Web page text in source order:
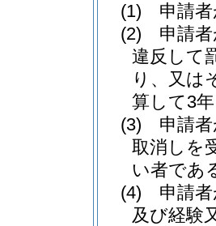
(1)
申請
(2)
申請
違反して
り、又は
算して3
(3)
申請
取消しを
い者であ
(4)
申請
及び経験